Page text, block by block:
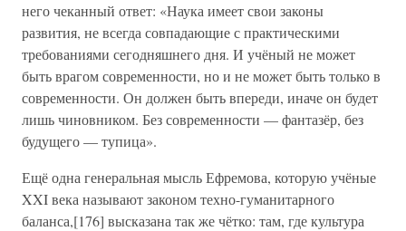
него чеканный ответ: «Наука имеет свои законы
развития, не всегда совпадающие с практическими
требованиями сегодняшнего дня. И учёный не может
быть врагом современности, но и не может быть только в
современности. Он должен быть впереди, иначе он будет
лишь чиновником. Без современности — фантазёр, без
будущего — тупица».
Ещё одна генеральная мысль Ефремова, которую учёные
XXI века называют законом техно-гуманитарного
баланса,[176] высказана так же чётко: там, где культура